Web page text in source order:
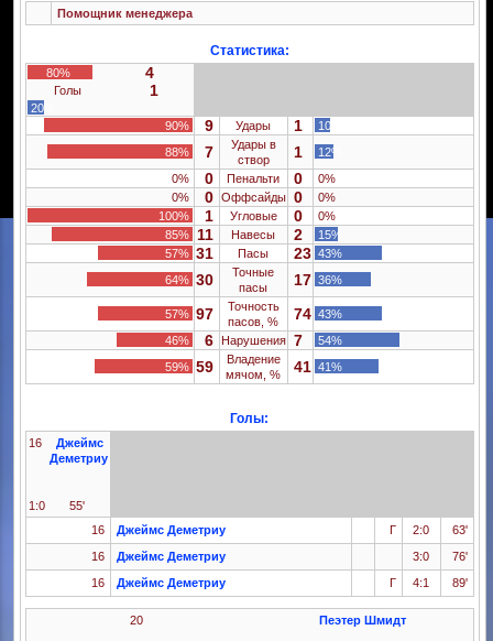
Помощник менеджера
Статистика:
80% 4
Голы 1
20%
90%
9 Удары 1
10%
88%
7
Удары в
створ
1
12%
0%
0 Пенальти 0
0%
0%
0 Оффсайды 0
0%
100%
1 Угловые 0
0%
85% 11 Навесы 2
15%
57% 31 Пасы 23 43%
64% 30
Точные
пасы
17 36%
57% 97
Точность
пасов, %
74 43%
46%
6 Нарушения 7
54%
59% 59
Владение
мячом, %
41 41%
Голы:
16
Джеймс
Деметриу
1:0
55'
16
Джеймс Деметриу Г 2:0
63'
16
Джеймс Деметриу 3:0
76'
16
Джеймс Деметриу Г 4:1 89'
20 Пеэтер Шмидт